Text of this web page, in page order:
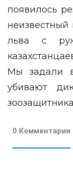
появилось
неизвестный
льва с
Мы задали
убивают
0 Комментарии